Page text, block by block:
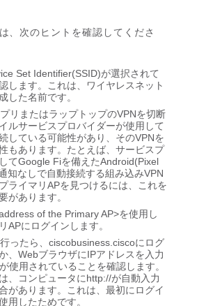
、次のヒントを確認してくださ
Set Identifier(SSID)が選択されて
します。これは、ワイヤレスネット
した名前です。
リまたはラップトップのVPNを切断
ルサービスプロバイダーが使用して
している可能性があり、そのVPNを
もあります。たとえば、サービスプ
てGoogle Fiを備えたAndroid(Pixel
知なしで自動接続する組み込みVPN
ライマリAPを見つけるには、これを
があります。
of the Primary AP>を使用し
APにログインします。
ったら、ciscobusiness.ciscoにログ
、WebブラウザにIPアドレスを入力
が使用されていることを確認します。
、コンピュータにhttp://が自動入力
があります。これは、最初にログイ
用したためです。